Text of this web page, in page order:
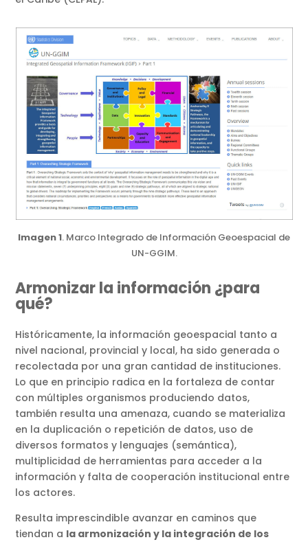
Imagen 1. Marco Integrado de Información Geoespacial de
UN-GGIM.
Armonizar la información ¿para
qué?
Históricamente, la información geoespacial tanto a
nivel nacional, provincial y local, ha sido generada o
recolectada por una gran cantidad de instituciones.
Lo que en principio radica en la fortaleza de contar
con múltiples organismos produciendo datos,
también resulta una amenaza, cuando se materializa
en la duplicación o repetición de datos, uso de
diversos formatos y lenguajes (semántica),
multiplicidad de herramientas para acceder a la
información y falta de cooperación institucional entre
los actores.
Resulta imprescindible avanzar en caminos que
tiendan a la armonización y la integración de los